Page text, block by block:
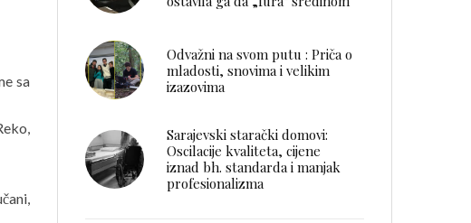
sa
Odvažni na svom putu : Priča o
mladosti, snovima i velikim
izazovima
Sarajevski starački domovi:
Oscilacije kvaliteta, cijene
iznad bh. standarda i manjak
profesionalizma